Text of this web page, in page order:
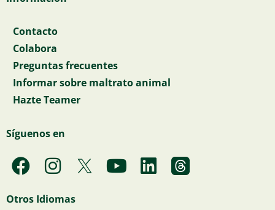
Contacto
Colabora
Preguntas frecuentes
Informar sobre maltrato animal
Hazte Teamer
Síguenos en
F
a
c
I
n
s
Y
o
L
i
Otros Idiomas